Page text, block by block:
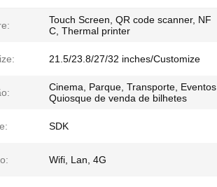
Touch Screen, QR code scanner, NF
C, Thermal printer
21.5/23.8/27/32 inches/Customize
Cinema, Parque, Transporte, Eventos
Quiosque de venda de bilhetes
SDK
Wifi, Lan, 4G